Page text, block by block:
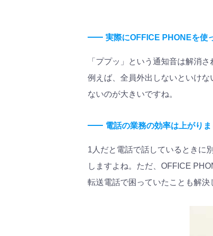
実際にOFFICE PHONEを使
「ププッ」という通知音は解消
例えば、全員外出しないといけ
ないのが大きいですね。
電話の業務の効率は上がりま
1人だと電話で話しているときに
しますよね。ただ、OFFICE
転送電話で困っていたことも解決